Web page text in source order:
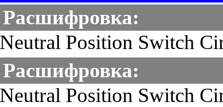
Расшифровка:
Neutral Position Switch
Расшифровка:
Neutral Position Switch